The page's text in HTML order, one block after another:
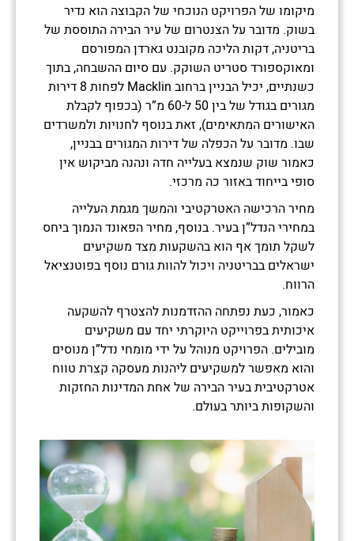
מיקומו של הפרויקט הנוכחי של הקבוצה הוא נדיר
בשוק. מדובר על הצנטרום של עיר הבירה התוססת של
בריטניה, דקות הליכה מקובנט גארדן המפורסם
ומאוקספורד סטריט השוקק. עם סיום ההשבחה, בתוך
כשנתיים, יכיל הבניין ברחוב Macklin לפחות 8 דירות
מגורים בגודל של בין 50 ל-60 מ”ר (בכפוף לקבלת
האישורים המתאימים), זאת בנוסף לחנויות ולמשרדים
שבו. מדובר על הכפלה של דירות המגורים בבניין,
כאמור שוק שנמצא בעלייה חדה ונהנה מביקוש אין
סופי בייחוד באזור כה מרכזי.
מחיר הרכישה האטרקטיבי והמשך מגמת העלייה
במחירי הנדל”ן בעיר. בנוסף, מחיר הפאונד הנמוך ביחס
לשקל תומך אף הוא בהשקעות מצד משקיעים
ישראלים בבריטניה ויכול להוות גורם נוסף בפוטנציאל
הרווח.
כאמור, כעת נפתחה ההזדמנות להצטרף להשקעה
איכותית בפרוייקט היוקרתי יחד עם משקיעים
מובילים. הפרויקט מנוהל על ידי מומחי נדל”ן מנוסים
והוא מאפשר למשקיעים ליהנות מעסקה קצרת טווח
אטרקטיבית בעיר הבירה של אחת המדינות החזקות
והשקופות ביותר בעולם.